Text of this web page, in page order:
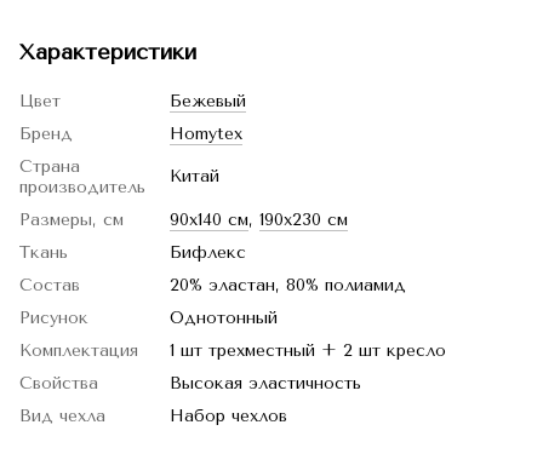
Характеристики
Цвет
Бежевый
Бренд
Homytex
Страна
производитель
Китай
Размеры, см 90x140 см, 190x230 см
Ткань
Бифлекс
Состав
20% эластан, 80% полиамид
Рисунок
Однотонный
Комплектация
1 шт трехместный + 2 шт кресло
Свойства
Высокая эластичность
Вид чехла
Набор чехлов